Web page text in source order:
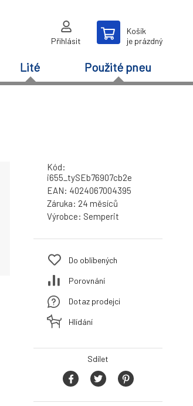
Přihlásit
Košík
je prázdný
Lité Použité pneu
Kód:
i655_tySEb76907cb2e
EAN: 4024067004395
Záruka: 24 měsíců
Výrobce: Semperit
Do oblíbených
Porovnání
Dotaz prodejci
Hlídání
Sdílet